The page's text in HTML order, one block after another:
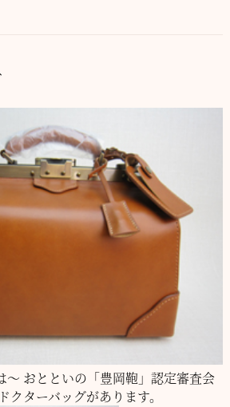
～ おとといの「豊岡鞄」認定審査会
ドクターバッグがあります。